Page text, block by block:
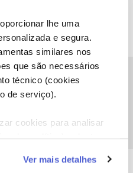
lhe uma
e segura.
similares nos
que são necessários
técnico (cookies
de serviço).
cookies para analisar
e
Ver mais detalhes
de julho